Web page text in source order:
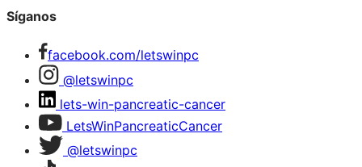
Síganos
facebook.com/letswinpc
@letswinpc
lets-win-pancreatic-cancer
LetsWinPancreaticCancer
@letswinpc